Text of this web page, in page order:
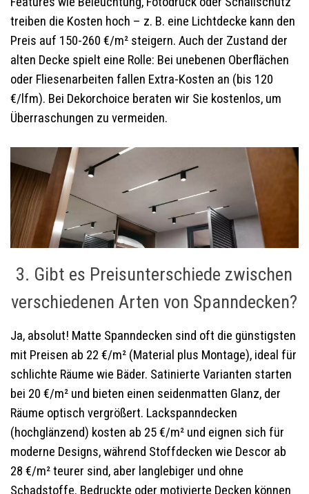
treiben die Kosten hoch – z. B. eine Lichtdecke kann den
Preis auf 150-260 €/m² steigern. Auch der Zustand der
alten Decke spielt eine Rolle: Bei unebenen Oberflächen
oder Fliesenarbeiten fallen Extra-Kosten an (bis 120
€/lfm). Bei Dekorchoice beraten wir Sie kostenlos, um
Überraschungen zu vermeiden.
3. Gibt es Preisunterschiede zwischen
verschiedenen Arten von Spanndecken?
Ja, absolut! Matte Spanndecken sind oft die günstigsten
mit Preisen ab 22 €/m² (Material plus Montage), ideal für
schlichte Räume wie Bäder. Satinierte Varianten starten
bei 20 €/m² und bieten einen seidenmatten Glanz, der
Räume optisch vergrößert. Lackspanndecken
(hochglänzend) kosten ab 25 €/m² und eignen sich für
moderne Designs, während Stoffdecken wie Descor ab
28 €/m² teurer sind, aber langlebiger und ohne
Schadstoffe. Bedruckte oder motivierte Decken können